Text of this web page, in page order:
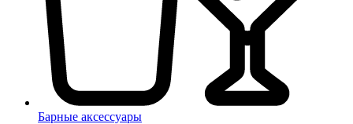
Барные аксессуары